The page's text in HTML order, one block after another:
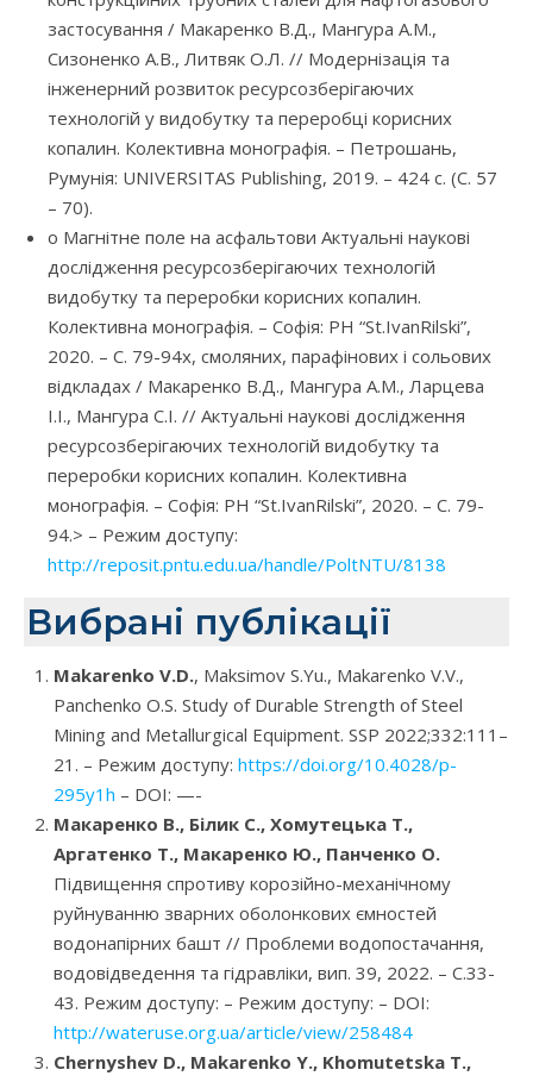
застосування / Макаренко В.Д., Мангура А.М.,
Сизоненко А.В., Литвяк О.Л. // Модернізація та
інженерний розвиток ресурсозберігаючих
технологій у видобутку та переробці корисних
копалин. Колективна монографія. – Петрошань,
Румунія: UNIVERSITAS Publishing, 2019. – 424 с. (С. 57
– 70).
o Магнітне поле на асфальтови Актуальні наукові
дослідження ресурсозберігаючих технологій
видобутку та переробки корисних копалин.
Колективна монографія. – Софія: PH “St.IvanRilski”,
2020. – С. 79-94х, смоляних, парафінових і сольових
відкладах / Макаренко В.Д., Мангура А.М., Ларцева
І.І., Мангура С.І. // Актуальні наукові дослідження
ресурсозберігаючих технологій видобутку та
переробки корисних копалин. Колективна
монографія. – Софія: PH “St.IvanRilski”, 2020. – С. 79-
94.> – Режим доступу:
http://reposit.pntu.edu.ua/handle/PoltNTU/8138
Вибрані публікації
Makarenko V.D., Maksimov S.Yu., Makarenko V.V.,
Panchenko O.S. Study of Durable Strength of Steel
Mining and Metallurgical Equipment. SSP 2022;332:111–
21. – Режим доступу: https://doi.org/10.4028/p-
295y1h – DOI: —-
Макаренко В., Білик С., Хомутецька Т.,
Аргатенко Т., Макаренко Ю., Панченко О.
Підвищення спротиву корозійно-механічному
руйнуванню зварних оболонкових ємностей
водонапірних башт // Проблеми водопостачання,
водовідведення та гідравліки, вип. 39, 2022. – С.33-
43. Режим доступу: – Режим доступу: – DOI:
http://wateruse.org.ua/article/view/258484
Chernyshev D., Makarenko Y., Khomutetska T.,